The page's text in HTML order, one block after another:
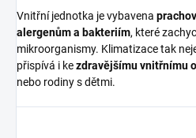
Vnitřní jednotka je vybavena
alergenům a bakteriím, které
mikroorganismy. Klimatizace tak
přispívá i kezdravějšímu vnitřnímu
nebo rodiny s dětmi.